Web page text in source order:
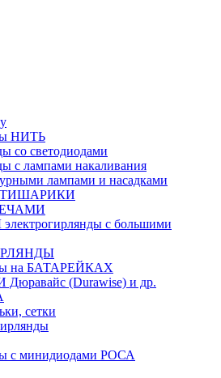
НИТЬ
со светодиодами
с лампами накаливания
лампами и насадками
с большими
на БАТАРЕЙКАХ
(Durawise) и др.
сетки
с минидиодами РОСА